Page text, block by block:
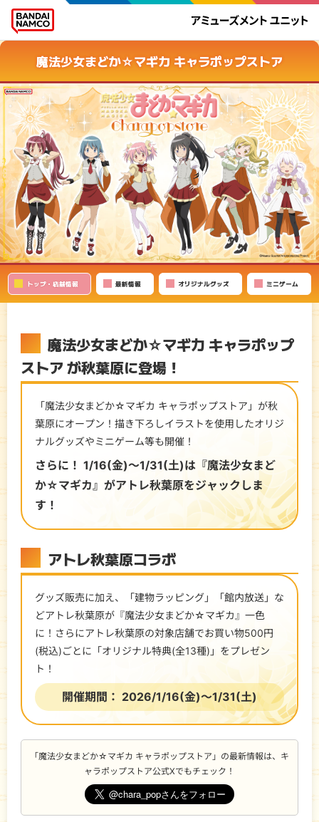
魔法少女まどか☆マギカ キャラポップストア
トップ・店舗情報 最新情報 オリジナルグッズ ミニゲーム
魔法少女まどか☆マギカ キャラポップ
ストア が秋葉原に登場！
「魔法少女まどか☆マギカ キャラポップストア」が秋
葉原にオープン！ 描き下ろしイラストを使用したオリジ
ナルグッズやミニゲーム等も開催！
さらに！ 1/16(金)～1/31(土)は『魔法少女まど
か☆マギカ』がアトレ秋葉原をジャックしま
す！
アトレ秋葉原コラボ
グッズ販売に加え、「建物ラッピング」「館内放送」な
どアトレ秋葉原が『魔法少女まどか☆マギカ』一色
に！ さらにアトレ秋葉原の対象店舗でお買い物500円
(税込)ごとに「オリジナル特典(全13種)」をプレゼン
ト！
開催期間： 2026/1/16(金)～1/31(土)
「魔法少女まどか☆マギカ キャラポップストア」の最新情報は、キ
ャラポップストア公式Xでもチェック！